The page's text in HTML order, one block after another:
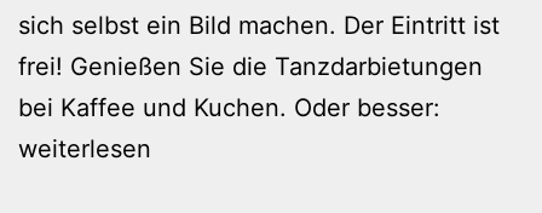
sich selbst ein Bild machen. Der Eintritt ist
frei! Genießen Sie die Tanzdarbietungen
bei Kaffee und Kuchen. Oder besser:
SonntagsTanzTee
weiterlesen